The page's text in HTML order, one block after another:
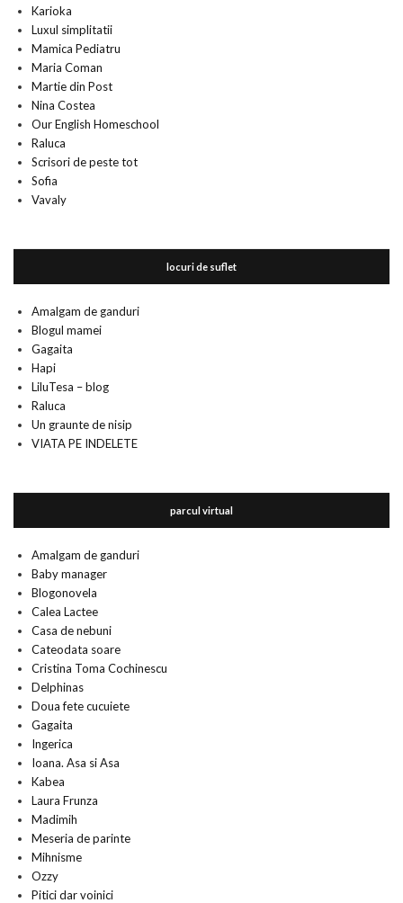
Karioka
Luxul simplitatii
Mamica Pediatru
Maria Coman
Martie din Post
Nina Costea
Our English Homeschool
Raluca
Scrisori de peste tot
Sofia
Vavaly
locuri de suflet
Amalgam de ganduri
Blogul mamei
Gagaita
Hapi
LiluTesa – blog
Raluca
Un graunte de nisip
VIATA PE INDELETE
parcul virtual
Amalgam de ganduri
Baby manager
Blogonovela
Calea Lactee
Casa de nebuni
Cateodata soare
Cristina Toma Cochinescu
Delphinas
Doua fete cucuiete
Gagaita
Ingerica
Ioana. Asa si Asa
Kabea
Laura Frunza
Madimih
Meseria de parinte
Mihnisme
Ozzy
Pitici dar voinici